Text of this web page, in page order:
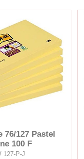
76/127 Pastel
100 F
127-P-J